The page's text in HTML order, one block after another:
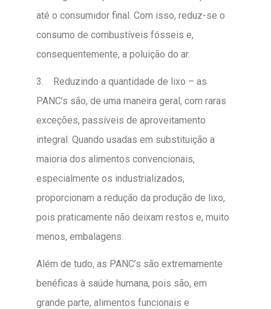
até o consumidor final. Com isso, reduz-se o
consumo de combustíveis fósseis e,
consequentemente, a poluição do ar.
3. Reduzindo a quantidade de lixo – as
PANC’s são, de uma maneira geral, com raras
exceções, passíveis de aproveitamento
integral. Quando usadas em substituição a
maioria dos alimentos convencionais,
especialmente os industrializados,
proporcionam a redução da produção de lixo,
pois praticamente não deixam restos e, muito
menos, embalagens.
Além de tudo, as PANC’s são extremamente
benéficas à saúde humana, pois são, em
grande parte, alimentos funcionais e